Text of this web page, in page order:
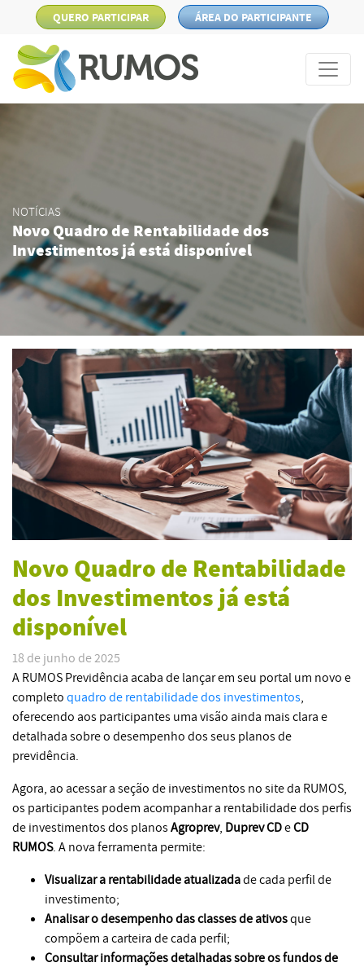
QUERO PARTICIPAR ÁREA DO PARTICIPANTE
NOTÍCIAS
Novo Quadro de Rentabilidade dos
Investimentos já está disponível
Novo Quadro de Rentabilidade
dos Investimentos já está
disponível
18 de junho de 2025
A RUMOS Previdência acaba de lançar em seu portal um novo e
completo quadro de rentabilidade dos investimentos,
oferecendo aos participantes uma visão ainda mais clara e
detalhada sobre o desempenho dos seus planos de
previdência.
Agora, ao acessar a seção de investimentos no site da RUMOS,
os participantes podem acompanhar a rentabilidade dos perfis
de investimentos dos planos Agroprev, Duprev CDeCD
RUMOS. A nova ferramenta permite:
Visualizar a rentabilidade atualizadade cada perfil de
investimento;
Analisar o desempenho das classes de ativosque
compõem a carteira de cada perfil;
Consultar informações detalhadas sobre os fundos de